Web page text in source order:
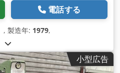
電話する
, 製造年: 1979,
小型広告